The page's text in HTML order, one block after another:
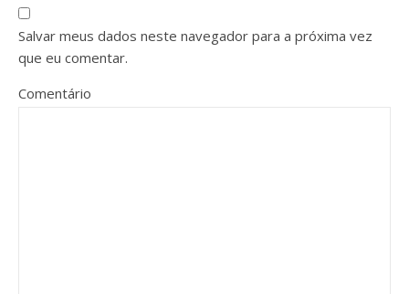
Salvar meus dados neste navegador para a próxima vez
que eu comentar.
Comentário